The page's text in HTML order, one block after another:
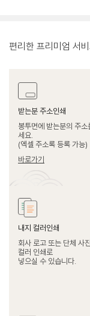
편리한 프리미엄 서
받는분 주소인쇄
봉투면에 받는분의 주소
세요.
(엑셀 주소록 등록 가능)
바로가기
내지 컬러인쇄
회사 로고 또는 단체 사
컬러 인쇄로
넣으실 수 있습니다.